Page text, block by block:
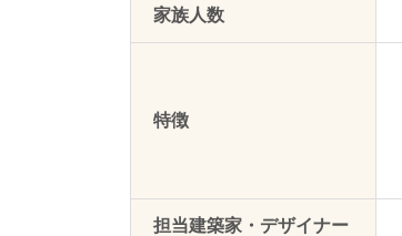
家族人数
特徴
担当建築家・デザイナー